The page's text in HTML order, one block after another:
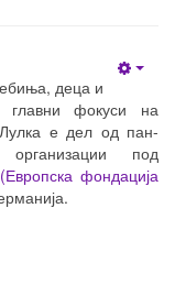
деца и
главни фокуси на
Лулка е дел од пан-
под
фондација